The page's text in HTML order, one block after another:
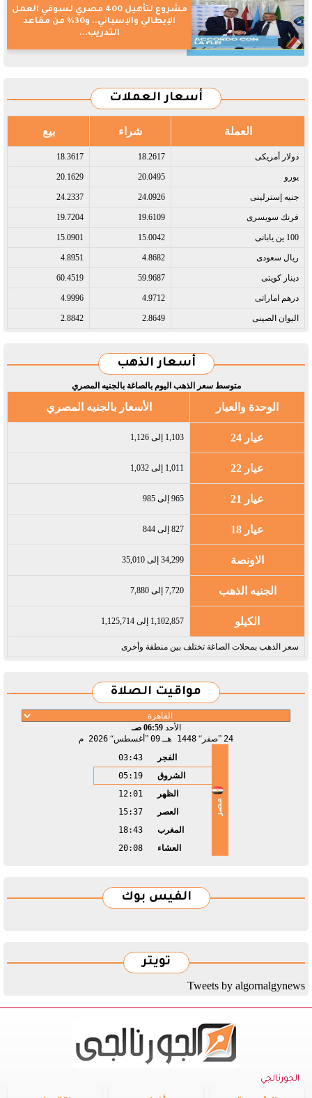
مشروع لتأهيل 400 مصري لسوقي العمل
الإيطالي والإسباني.. و30% من مقاعد
التدريب...
أسعار العملات
العملة شراء بيع
دولار أمريكى​ 18.2617
18.3617
يورو​ 20.0495
20.1629
جنيه إسترلينى​ 24.0926
24.2337
فرنك سويسرى​ 19.6109
19.7204
100 ين يابانى​ 15.0042
15.0901
ريال سعودى​ 4.8682
4.8951
دينار كويتى​ 59.9687
60.4519
درهم اماراتى​ 4.9712
4.9996
اليوان الصينى​ 2.8649
2.8842
أسعار الذهب
متوسط سعر الذهب اليوم بالصاغة بالجنيه المصري
الوحدة والعيار الأسعار بالجنيه المصري
عيار 24 1,103 إلى 1,126
عيار 22 1,011 إلى 1,032
عيار 21 965 إلى 985
عيار 18 827 إلى 844
الاونصة 34,299 إلى 35,010
الجنيه الذهب 7,720 إلى 7,880
الكيلو 1,102,857 إلى 1,125,714
سعر الذهب بمحلات الصاغة تختلف بين منطقة وأخرى
مواقيت الصلاة
الأحد06:59 صـ
24 صفر 1448 هـ 09 أغسطس 2026 م
مصر
الفجر
03:43
الشروق
05:19
الظهر
12:01
العصر
15:37
المغرب
18:43
العشاء
20:08
الفيس بوك
تويتر
Tweets by algornalgynews
الجورنالجي